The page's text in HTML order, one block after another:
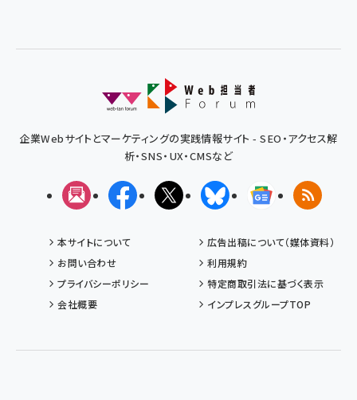
企業Webサイトとマーケティングの実践情報サイト - SEO・アクセス解
析・SNS・UX・CMSなど
メルマガFacebookX(エックス)BlueskyGoogleニュ
RSS
本サイトについて
広告出稿について（媒体資料）
お問い合わせ
利用規約
プライバシーポリシー
特定商取引法に基づく表示
会社概要
インプレスグループTOP